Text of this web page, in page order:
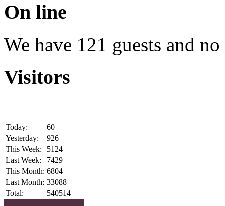
On line
We have 121 guests and
Visitors
Today:
60
Yesterday:
926
This Week:
5124
Last Week:
7429
This Month: 6804
Last Month: 33088
Total:
540514